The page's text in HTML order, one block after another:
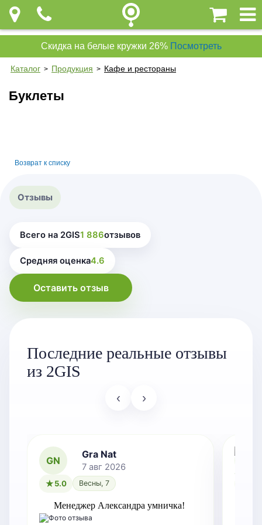
Скидка на белые кружки 26% Посмотреть
Каталог > Продукция > Кафе и рестораны
Буклеты
Возврат к списку
Отзывы
Всего на 2GIS1 886отзывов
Средняя оценка4.6
Оставить отзыв
Последние реальные отзывы
из 2GIS
‹ ›
GN
Gra Nat
7 авг 2026
5.0 Весны, 7
Менеджер Александра умничка!